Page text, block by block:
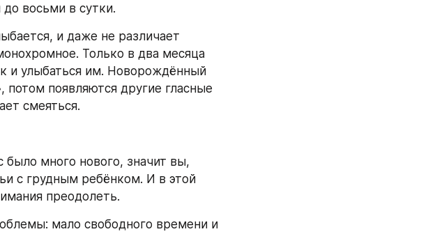
восьми в сутки.
и даже не различает
Только в два месяца
и улыбаться им. Новорождённый
потом появляются другие гласные
смеяться.
было много нового, значит вы,
с грудным ребёнком. И в этой
преодолеть.
мало свободного времени и